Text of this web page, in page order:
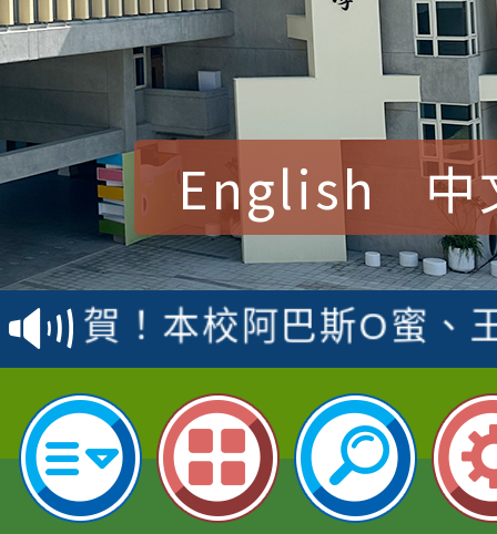
English 中
賀！本校參加桃園市中
賽 洪綺君教師榮獲社
名
賀！本校阿巴斯O蜜、
倩參加桃園市科展 國
名 指導老師王老師、
賀！本校四年二班張O
園市英語競賽國小朗
指導老師林老師
賀！本校參加桃園市中
賽 劉文瑛教師榮獲教
賀！本校參與2026世